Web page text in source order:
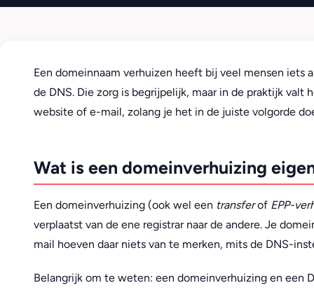
Een domeinnaam verhuizen heeft bij veel mensen
de DNS. Die zorg is begrijpelijk, maar in de praktijk
website of e-mail, zolang je het in de juiste volgorde
Wat is een domeinverhuizing
Een domeinverhuizing (ook wel een transferof EPP-
verplaatst van de ene registrar naar de andere. Je
mail hoeven daar niets van te merken, mits de DNS-
Belangrijk om te weten: een domeinverhuizing en een